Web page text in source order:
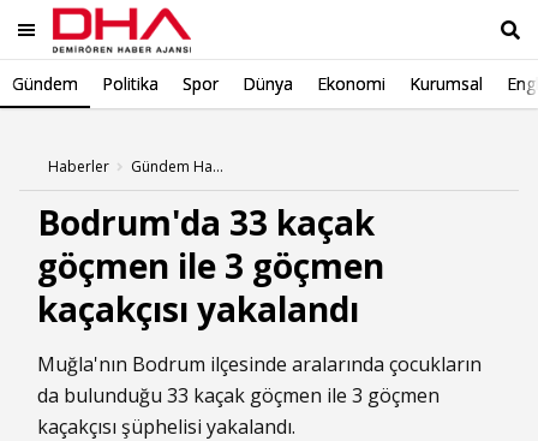
Gündem Politika Spor Dünya Ekonomi Kurumsal
Haberler Gündem Haberleri
Bodrum'da 33 kaçak
göçmen ile 3 göçmen
kaçakçısı yakalandı
Muğla'nın Bodrum ilçesinde aralarında çocukların
da bulunduğu 33 kaçak göçmen ile 3 göçmen
kaçakçısı şüphelisi yakalandı.